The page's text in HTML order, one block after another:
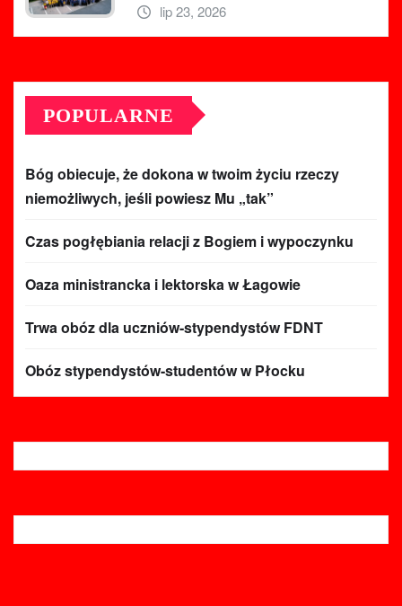
lip 23, 2026
POPULARNE
Bóg obiecuje, że dokona w twoim życiu rzeczy
niemożliwych, jeśli powiesz Mu „tak”
Czas pogłębiania relacji z Bogiem i wypoczynku
Oaza ministrancka i lektorska w Łagowie
Trwa obóz dla uczniów-stypendystów FDNT
Obóz stypendystów-studentów w Płocku